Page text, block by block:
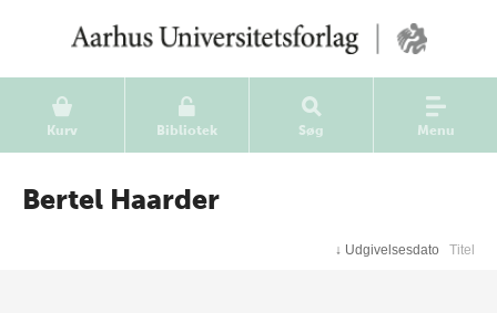
Kurv Bibliotek Søg Menu
Bertel Haarder
↓ Udgivelsesdato Titel